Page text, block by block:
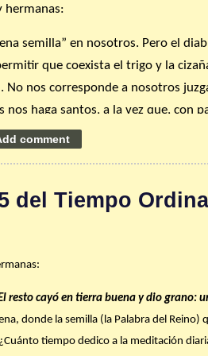
hermanas:
semilla” en nosotros. Pero el
que coexista el trigo y la
No nos corresponde a nosotros
nos haga santos, a la vez que, con
que veo en mi vida? ¿Y ante la
Lee y medita en tu casa las
Lectio divina
. Saca al menos
usamos para la sesión de Lectio
nuestra familia de fe. Dios te
del Tiempo
resto cayó en tierra buena y dio grano:
donde la semilla (la Palabra del
tiempo dedico a la meditación